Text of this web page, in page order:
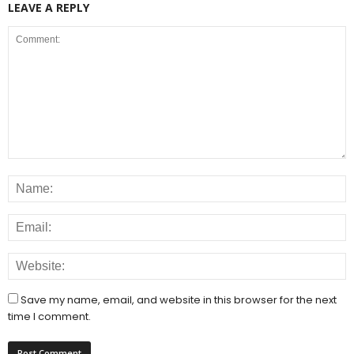
LEAVE A REPLY
Save my name, email, and website in this browser for the next
time I comment.